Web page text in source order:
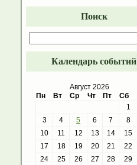
Поиск
Календарь событий
Август 2026
Пн
Вт Ср Чт Пт Сб
1
3
4 5 6 7 8
10
11 12 13 14 15
17
18 19 20 21 22
24
25 26 27 28 29